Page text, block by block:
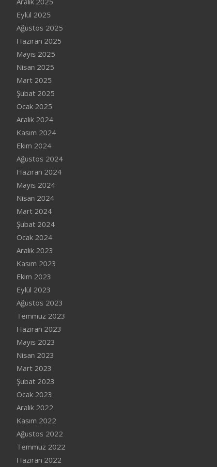
Eylül 2025
Ağustos 2025
Haziran 2025
Mayıs 2025
Nisan 2025
Mart 2025
Şubat 2025
Ocak 2025
Aralık 2024
Kasım 2024
Ekim 2024
Ağustos 2024
Haziran 2024
Mayıs 2024
Nisan 2024
Mart 2024
Şubat 2024
Ocak 2024
Aralık 2023
Kasım 2023
Ekim 2023
Eylül 2023
Ağustos 2023
Temmuz 2023
Haziran 2023
Mayıs 2023
Nisan 2023
Mart 2023
Şubat 2023
Ocak 2023
Aralık 2022
Kasım 2022
Ağustos 2022
Temmuz 2022
Haziran 2022